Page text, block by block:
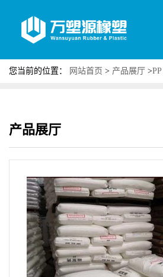
您当前的位置： 网站首页 > 产品展厅 >PP
产品展厅